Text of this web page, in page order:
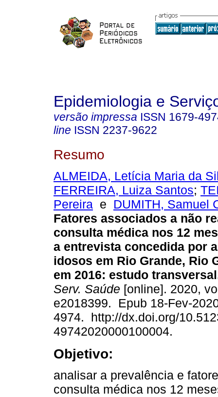
Epidemiologia e
versão impressa ISSN 1679-
line ISSN 2237-9622
Resumo
ALMEIDA, Letícia Maria da
FERREIRA, Luiza Santos;
Pereira e DUMITH, Samuel
Fatores associados a não
consulta médica nos 12
a entrevista concedida por
idosos em Rio Grande, Rio
em 2016: estudo
Serv. Saúde [online]. 2020,
e2018399. Epub 18-Fev-
4974. http://dx.doi.org/
49742020000100004.
Objetivo:
analisar a prevalência e
consulta médica nos 12